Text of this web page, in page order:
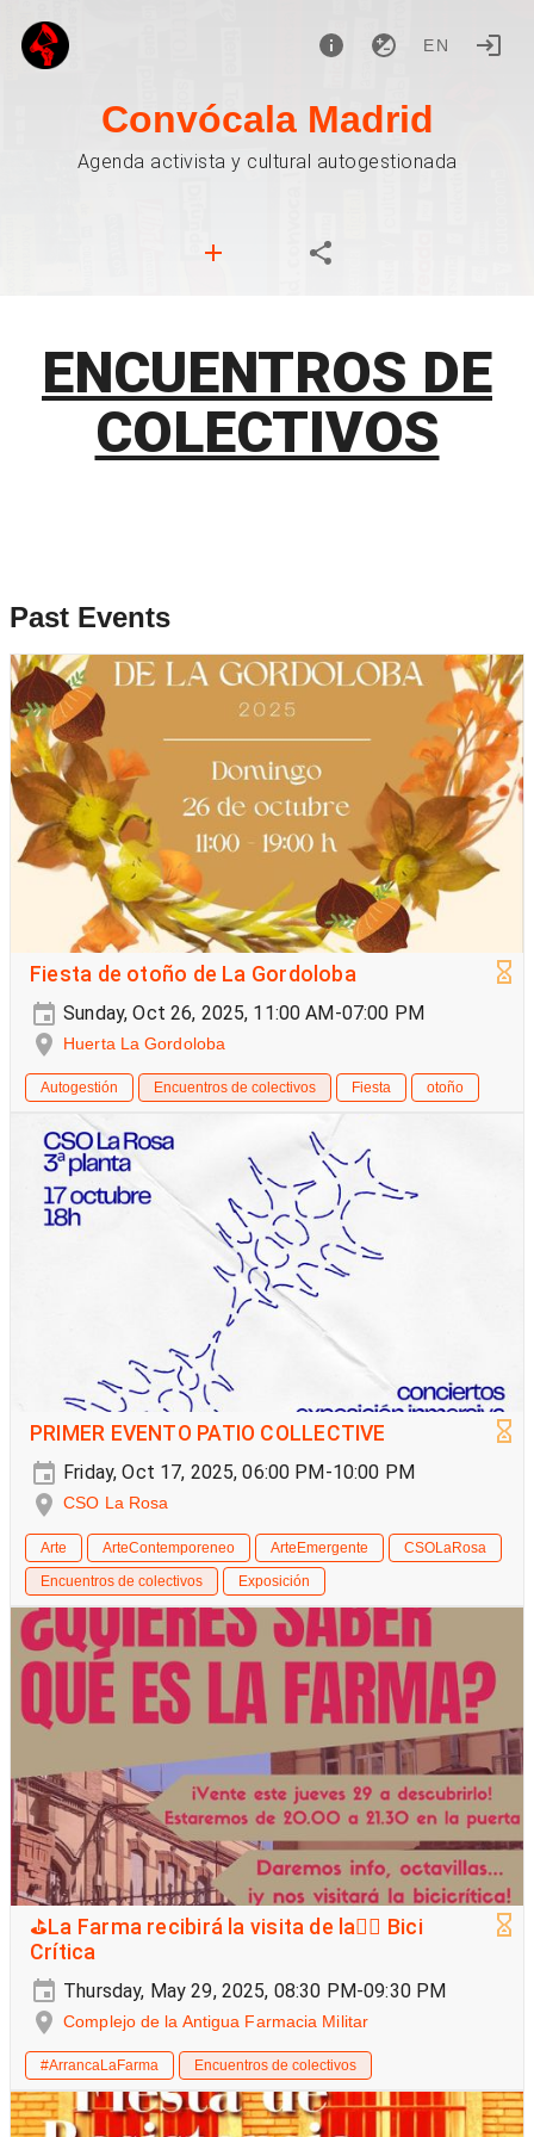
EN
Convócala Madrid
Agenda activista y cultural autogestionada
ENCUENTROS DE
COLECTIVOS
Past Events
Fiesta de otoño de La Gordoloba
Sunday, Oct 26, 2025, 11:00 AM-07:00 PM
Huerta La Gordoloba
Autogestión Encuentros de colectivos Fiesta otoño
PRIMER EVENTO PATIO COLLECTIVE
Friday, Oct 17, 2025, 06:00 PM-10:00 PM
CSO La Rosa
Arte ArteContemporeneo ArteEmergente
CSOLaRosa
Encuentros de colectivos
Exposición
⛳La Farma recibirá la visita de la🚵‍♀️ Bici
Crítica
Thursday, May 29, 2025, 08:30 PM-09:30 PM
Complejo de la Antigua Farmacia Militar
#ArrancaLaFarma Encuentros de colectivos